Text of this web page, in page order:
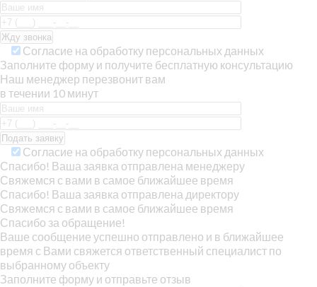
Согласие на обработку персональных данных
Заполните форму и получите бесплатную консультацию
Наш менеджер перезвонит вам
в течении 10 минут
Согласие на обработку персональных данных
Спасибо! Ваша заявка отправлена менеджеру
Свяжемся с вами в самое ближайшее время
Спасибо! Ваша заявка отправлена директору
Свяжемся с вами в самое ближайшее время
Спасибо за обращение!
Ваше сообщение успешно отправлено и в ближайшее
время с Вами свяжется ответственный специалист по
выбранному объекту
Заполните форму и отправьте отзыв